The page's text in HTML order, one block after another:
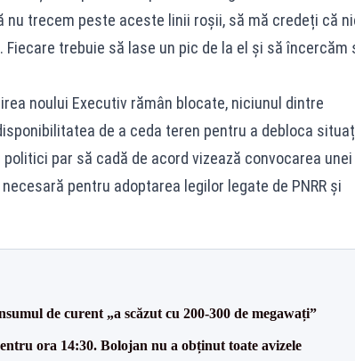
nu trecem peste aceste linii roșii, să mă credeți că
Fiecare trebuie să lase un pic de la el și să încercăm
noului Executiv rămân blocate, niciunul dintre
de a ceda teren pentru a debloca
par să cadă de acord vizează convocarea unei
pentru adoptarea legilor legate de PNRR și
de curent „a scăzut cu 200-300 de megawați”
ora 14:30. Bolojan nu a obținut toate avizele